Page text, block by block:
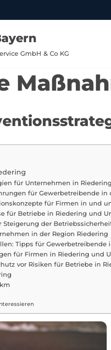
GmbH & Co KG
für Unternehmen in Riedering
für Gewerbetreibende in
für Firmen in und
für Betriebe in Riedering und
Steigerung der
in der Region Riedering
Tipps für Gewerbetreibende
für Firmen in Riedering und
vor Risiken für Betriebe in